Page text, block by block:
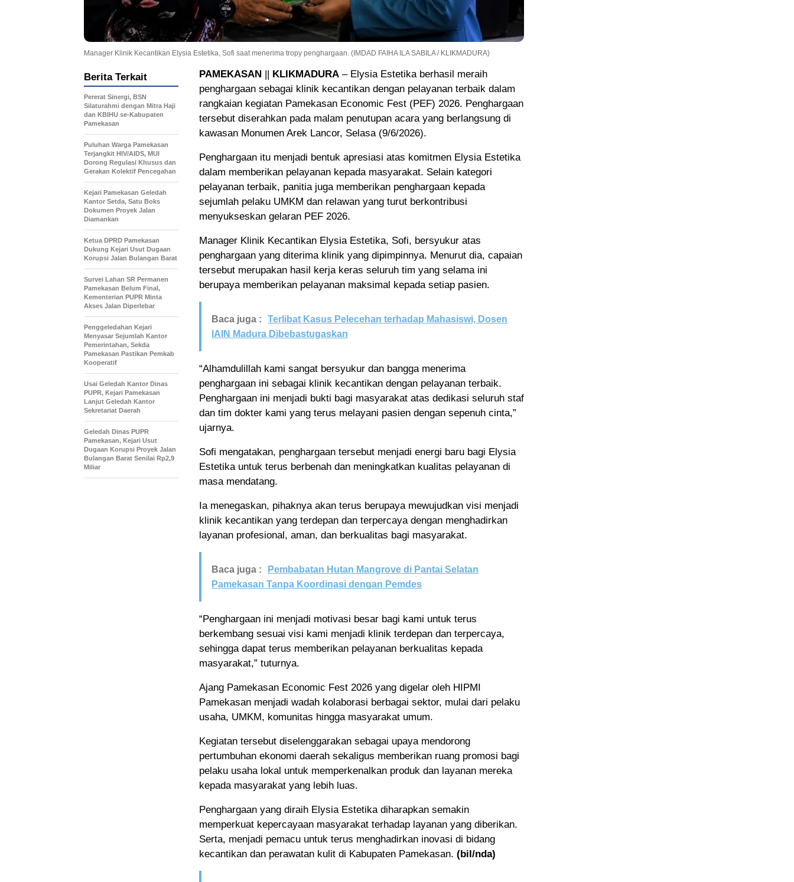
Manager Klinik Kecantikan Elysia Estetika, Sofi saat menerima tropy penghargaan. (IMDAD FAIHA ILA SABILA / KLIKMADURA)
PAMEKASAN KLIKMADURA – Elysia Estetika berhasil meraih
penghargaan sebagai klinik kecantikan dengan pelayanan terbaik dalam
rangkaian kegiatan Pamekasan Economic Fest (PEF) 2026. Penghargaan
tersebut diserahkan pada malam penutupan acara yang berlangsung di
kawasan Monumen Arek Lancor, Selasa (9/6/2026).
Penghargaan itu menjadi bentuk apresiasi atas komitmen Elysia Estetika
dalam memberikan pelayanan kepada masyarakat. Selain kategori
pelayanan terbaik, panitia juga memberikan penghargaan kepada
sejumlah pelaku UMKM dan relawan yang turut berkontribusi
menyukseskan gelaran PEF 2026.
Manager Klinik Kecantikan Elysia Estetika, Sofi, bersyukur atas
penghargaan yang diterima klinik yang dipimpinnya. Menurut dia, capaian
tersebut merupakan hasil kerja keras seluruh tim yang selama ini
berupaya memberikan pelayanan maksimal kepada setiap pasien.
Baca juga :
Terlibat Kasus Pelecehan terhadap Mahasiswi, Dosen
IAIN Madura Dibebastugaskan
“Alhamdulillah kami sangat bersyukur dan bangga menerima
penghargaan ini sebagai klinik kecantikan dengan pelayanan terbaik.
Penghargaan ini menjadi bukti bagi masyarakat atas dedikasi seluruh staf
dan tim dokter kami yang terus melayani pasien dengan sepenuh cinta,”
ujarnya.
Sofi mengatakan, penghargaan tersebut menjadi energi baru bagi Elysia
Estetika untuk terus berbenah dan meningkatkan kualitas pelayanan di
masa mendatang.
Ia menegaskan, pihaknya akan terus berupaya mewujudkan visi menjadi
klinik kecantikan yang terdepan dan terpercaya dengan menghadirkan
layanan profesional, aman, dan berkualitas bagi masyarakat.
Baca juga :
Pembabatan Hutan Mangrove di Pantai Selatan
Pamekasan Tanpa Koordinasi dengan Pemdes
“Penghargaan ini menjadi motivasi besar bagi kami untuk terus
berkembang sesuai visi kami menjadi klinik terdepan dan terpercaya,
sehingga dapat terus memberikan pelayanan berkualitas kepada
masyarakat,” tuturnya.
Ajang Pamekasan Economic Fest 2026 yang digelar oleh HIPMI
Pamekasan menjadi wadah kolaborasi berbagai sektor, mulai dari pelaku
usaha, UMKM, komunitas hingga masyarakat umum.
Kegiatan tersebut diselenggarakan sebagai upaya mendorong
pertumbuhan ekonomi daerah sekaligus memberikan ruang promosi bagi
pelaku usaha lokal untuk memperkenalkan produk dan layanan mereka
kepada masyarakat yang lebih luas.
Penghargaan yang diraih Elysia Estetika diharapkan semakin
memperkuat kepercayaan masyarakat terhadap layanan yang diberikan.
Serta, menjadi pemacu untuk terus menghadirkan inovasi di bidang
kecantikan dan perawatan kulit di Kabupaten Pamekasan. (bil/nda)
Berita Terkait
Pererat Sinergi, BSN
Silaturahmi dengan Mitra Haji
dan KBIHU se-Kabupaten
Pamekasan
Puluhan Warga Pamekasan
Terjangkit HIV/AIDS, MUI
Dorong Regulasi Khusus dan
Gerakan Kolektif Pencegahan
Kejari Pamekasan Geledah
Kantor Setda, Satu Boks
Dokumen Proyek Jalan
Diamankan
Ketua DPRD Pamekasan
Dukung Kejari Usut Dugaan
Korupsi Jalan Bulangan Barat
Survei Lahan SR Permanen
Pamekasan Belum Final,
Kementerian PUPR Minta
Akses Jalan Diperlebar
Penggeledahan Kejari
Menyasar Sejumlah Kantor
Pemerintahan, Sekda
Pamekasan Pastikan Pemkab
Kooperatif
Usai Geledah Kantor Dinas
PUPR, Kejari Pamekasan
Lanjut Geledah Kantor
Sekretariat Daerah
Geledah Dinas PUPR
Pamekasan, Kejari Usut
Dugaan Korupsi Proyek Jalan
Bulangan Barat Senilai Rp2,9
Miliar